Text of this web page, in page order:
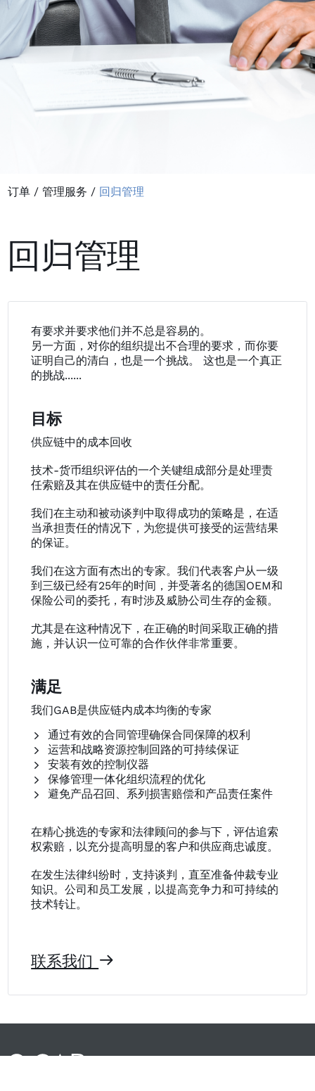
订单 /管理服务 / 回归管理
回归管理
有要求并要求他们并不总是容易的。
另一方面，对你的组织提出不合理的要求，而你要
证明自己的清白，也是一个挑战。 这也是一个真正
的挑战......
目标
供应链中的成本回收
技术-货币组织评估的一个关键组成部分是处理责
任索赔及其在供应链中的责任分配。
我们在主动和被动谈判中取得成功的策略是，在适
当承担责任的情况下，为您提供可接受的运营结果
的保证。
我们在这方面有杰出的专家。我们代表客户从一级
到三级已经有25年的时间，并受著名的德国OEM和
保险公司的委托，有时涉及威胁公司生存的金额。
尤其是在这种情况下，在正确的时间采取正确的措
施，并认识一位可靠的合作伙伴非常重要。
满足
我们GAB是供应链内成本均衡的专家
通过有效的合同管理确保合同保障的权利
运营和战略资源控制回路的可持续保证
安装有效的控制仪器
保修管理一体化组织流程的优化
避免产品召回、系列损害赔偿和产品责任案件
在精心挑选的专家和法律顾问的参与下，评估追索
权索赔，以充分提高明显的客户和供应商忠诚度。
在发生法律纠纷时，支持谈判，直至准备仲裁专业
知识。公司和员工发展，以提高竞争力和可持续的
技术转让。
联系我们 m